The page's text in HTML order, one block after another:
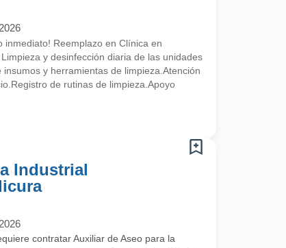
Reemplazo en Clínica en
y desinfección diaria de las unidades
y herramientas de limpieza.Atención
de rutinas de limpieza.Apoyo
Industrial
contratar Auxiliar de Aseo para la